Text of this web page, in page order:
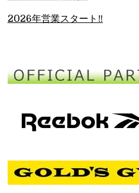
2026年営業スタート‼︎